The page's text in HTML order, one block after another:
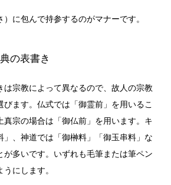
に包んで持参するのがマナーです。
の表書き
は宗教によって異なるので、故人の宗教
びます。仏式では「御霊前」を用いるこ
真宗の場合は「御仏前」を用います。キ
」、神道では「御榊料」「御玉串料」な
が多いです。いずれも毛筆または筆ペン
にします。